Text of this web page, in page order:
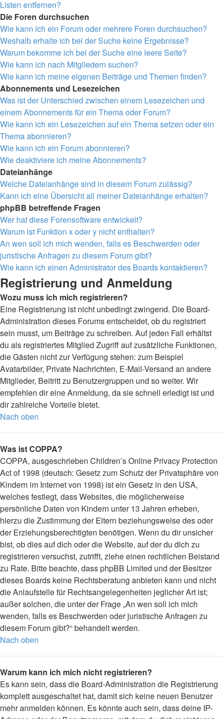
Listen entfernen?
Die Foren durchsuchen
Wie kann ich ein Forum oder mehrere Foren durchsuchen?
Weshalb erhalte ich bei der Suche keine Ergebnisse?
Warum bekomme ich bei der Suche eine leere Seite?
Wie kann ich nach Mitgliedern suchen?
Wie kann ich meine eigenen Beiträge und Themen finden?
Abonnements und Lesezeichen
Was ist der Unterschied zwischen einem Lesezeichen und
einem Abonnements für ein Thema oder Forum?
Wie kann ich ein Lesezeichen auf ein Thema setzen oder ein
Thema abonnieren?
Wie kann ich ein Forum abonnieren?
Wie deaktiviere ich meine Abonnements?
Dateianhänge
Welche Dateianhänge sind in diesem Forum zulässig?
Kann ich eine Übersicht all meiner Dateianhänge erhalten?
phpBB betreffende Fragen
Wer hat diese Forensoftware entwickelt?
Warum ist Funktion x oder y nicht enthalten?
An wen soll ich mich wenden, falls es Beschwerden oder
juristische Anfragen zu diesem Forum gibt?
Wie kann ich einen Administrator des Boards kontaktieren?
Registrierung und Anmeldung
Wozu muss ich mich registrieren?
Eine Registrierung ist nicht unbedingt zwingend. Die Board-
Administration dieses Forums entscheidet, ob du registriert
sein musst, um Beiträge zu schreiben. Auf jeden Fall erhältst
du als registriertes Mitglied Zugriff auf zusätzliche Funktionen,
die Gästen nicht zur Verfügung stehen: zum Beispiel
Avatarbilder, Private Nachrichten, E-Mail-Versand an andere
Mitglieder, Beitritt zu Benutzergruppen und so weiter. Wir
empfehlen dir eine Anmeldung, da sie schnell erledigt ist und
dir zahlreiche Vorteile bietet.
Nach oben
Was ist COPPA?
COPPA, ausgeschrieben Children’s Online Privacy Protection
Act of 1998 (deutsch: Gesetz zum Schutz der Privatsphäre von
Kindern im Internet von 1998) ist ein Gesetz in den USA,
welches festlegt, dass Websites, die möglicherweise
persönliche Daten von Kindern unter 13 Jahren erheben,
hierzu die Zustimmung der Eltern beziehungsweise des oder
der Erziehungsberechtigten benötigen. Wenn du dir unsicher
bist, ob dies auf dich oder die Website, auf der du dich zu
registrieren versuchst, zutrifft, ziehe einen rechtlichen Beistand
zu Rate. Bitte beachte, dass phpBB Limited und der Besitzer
dieses Boards keine Rechtsberatung anbieten kann und nicht
die Anlaufstelle für Rechtsangelegenheiten jeglicher Art ist;
außer solchen, die unter der Frage „An wen soll ich mich
wenden, falls es Beschwerden oder juristische Anfragen zu
diesem Forum gibt?“ behandelt werden.
Nach oben
Warum kann ich mich nicht registrieren?
Es kann sein, dass die Board-Administration die Registrierung
komplett ausgeschaltet hat, damit sich keine neuen Benutzer
mehr anmelden können. Es könnte auch sein, dass deine IP-